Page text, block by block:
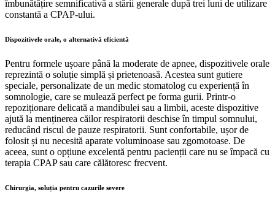
îmbunătățire semnificativă a stării generale după trei luni de utilizare
constantă a CPAP-ului.
Dispozitivele orale, o alternativă eficientă
Pentru formele ușoare până la moderate de apnee, dispozitivele orale
reprezintă o soluție simplă și prietenoasă. Acestea sunt gutiere
speciale, personalizate de un medic stomatolog cu experiență în
somnologie, care se mulează perfect pe forma gurii. Printr-o
repoziționare delicată a mandibulei sau a limbii, aceste dispozitive
ajută la menținerea căilor respiratorii deschise în timpul somnului,
reducând riscul de pauze respiratorii. Sunt confortabile, ușor de
folosit și nu necesită aparate voluminoase sau zgomotoase. De
aceea, sunt o opțiune excelentă pentru pacienții care nu se împacă cu
terapia CPAP sau care călătoresc frecvent.
Chirurgia, soluția pentru cazurile severe